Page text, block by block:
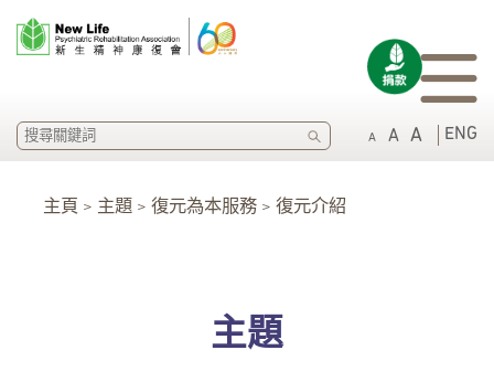
A A A ENG
SEARCH
主頁 > 主題 > 復元為本服務 > 復元介紹
主題